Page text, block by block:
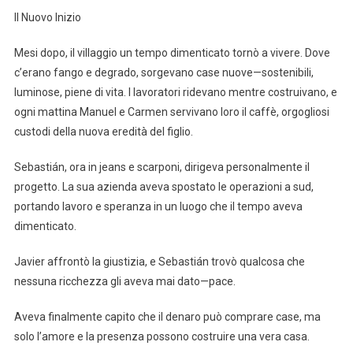
Il Nuovo Inizio
Mesi dopo, il villaggio un tempo dimenticato tornò a vivere. Dove
c’erano fango e degrado, sorgevano case nuove—sostenibili,
luminose, piene di vita. I lavoratori ridevano mentre costruivano, e
ogni mattina Manuel e Carmen servivano loro il caffè, orgogliosi
custodi della nuova eredità del figlio.
Sebastián, ora in jeans e scarponi, dirigeva personalmente il
progetto. La sua azienda aveva spostato le operazioni a sud,
portando lavoro e speranza in un luogo che il tempo aveva
dimenticato.
Javier affrontò la giustizia, e Sebastián trovò qualcosa che
nessuna ricchezza gli aveva mai dato—pace.
Aveva finalmente capito che il denaro può comprare case, ma
solo l’amore e la presenza possono costruire una vera casa.